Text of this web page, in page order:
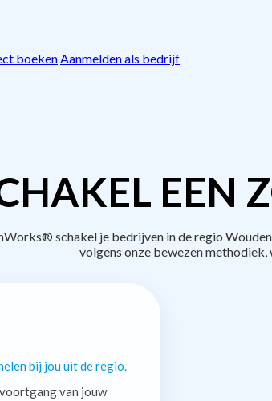
boekenAanmelden als bedrijf
EEN
schakel je bedrijven in de regio
volgens onze bewezen
bij jou uit de regio.
van jouw